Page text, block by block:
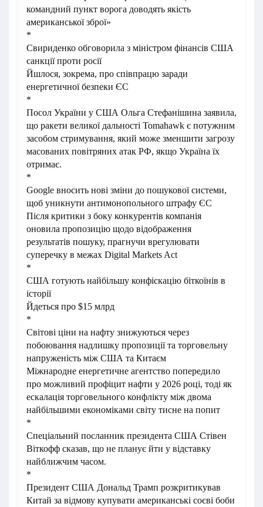
командний пункт ворога доводять якість
американської зброї»
*
Свириденко обговорила з міністром фінансів США
санкції проти росії
Йшлося, зокрема, про співпрацю заради
енергетичної безпеки ЄС
*
Посол України у США Ольга Стефанішина заявила,
що ракети великої дальності Tomahawk є потужним
засобом стримування, який може зменшити загрозу
масованих повітряних атак РФ, якщо Україна їх
отримає.
*
Google вносить нові зміни до пошукової системи,
щоб уникнути антимонопольного штрафу ЄС
Після критики з боку конкурентів компанія
оновила пропозицію щодо відображення
результатів пошуку, прагнучи врегулювати
суперечку в межах Digital Markets Act
*
США готують найбільшу конфіскацію біткоїнів в
історії
Йдеться про $15 млрд
*
Світові ціни на нафту знижуються через
побоювання надлишку пропозиції та торговельну
напруженість між США та Китаєм
Міжнародне енергетичне агентство попередило
про можливий профіцит нафти у 2026 році, тоді як
ескалація торговельного конфлікту між двома
найбільшими економіками світу тисне на попит
*
Спеціальний посланник президента США Стівен
Віткофф сказав, що не планує йти у відставку
найближчим часом.
*
Президент США Дональд Трамп розкритикував
Китай за відмову купувати американські соєві боби